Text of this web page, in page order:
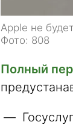
Apple не
Фото: 808
Полный